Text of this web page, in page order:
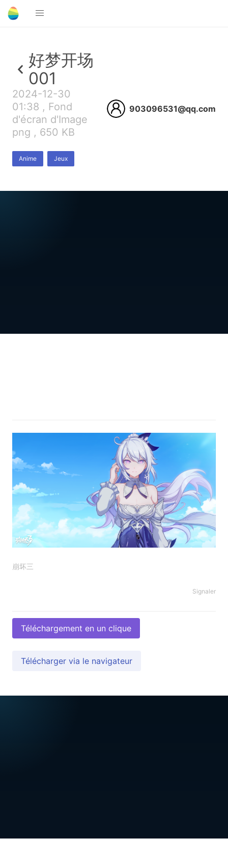
好梦开场
001
2024-12-30
01:38 , Fond
d'écran d'Image
png , 650 KB
Anime Jeux
903096531@qq.com
崩坏三
Signaler
Téléchargement en un clique
Télécharger via le navigateur